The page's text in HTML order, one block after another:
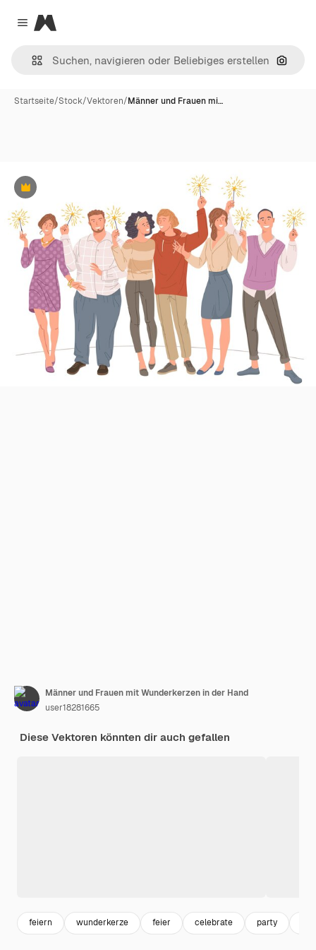
Close menu
Magnific
Nach
Startseite/Stock/Vektoren/Männer und Frauen mi…
Premium
Männer und Frauen mit Wunderkerzen in der Hand
user18281665
Diese Vektoren könnten dir auch gefallen
feiern wunderkerze feier celebrate party